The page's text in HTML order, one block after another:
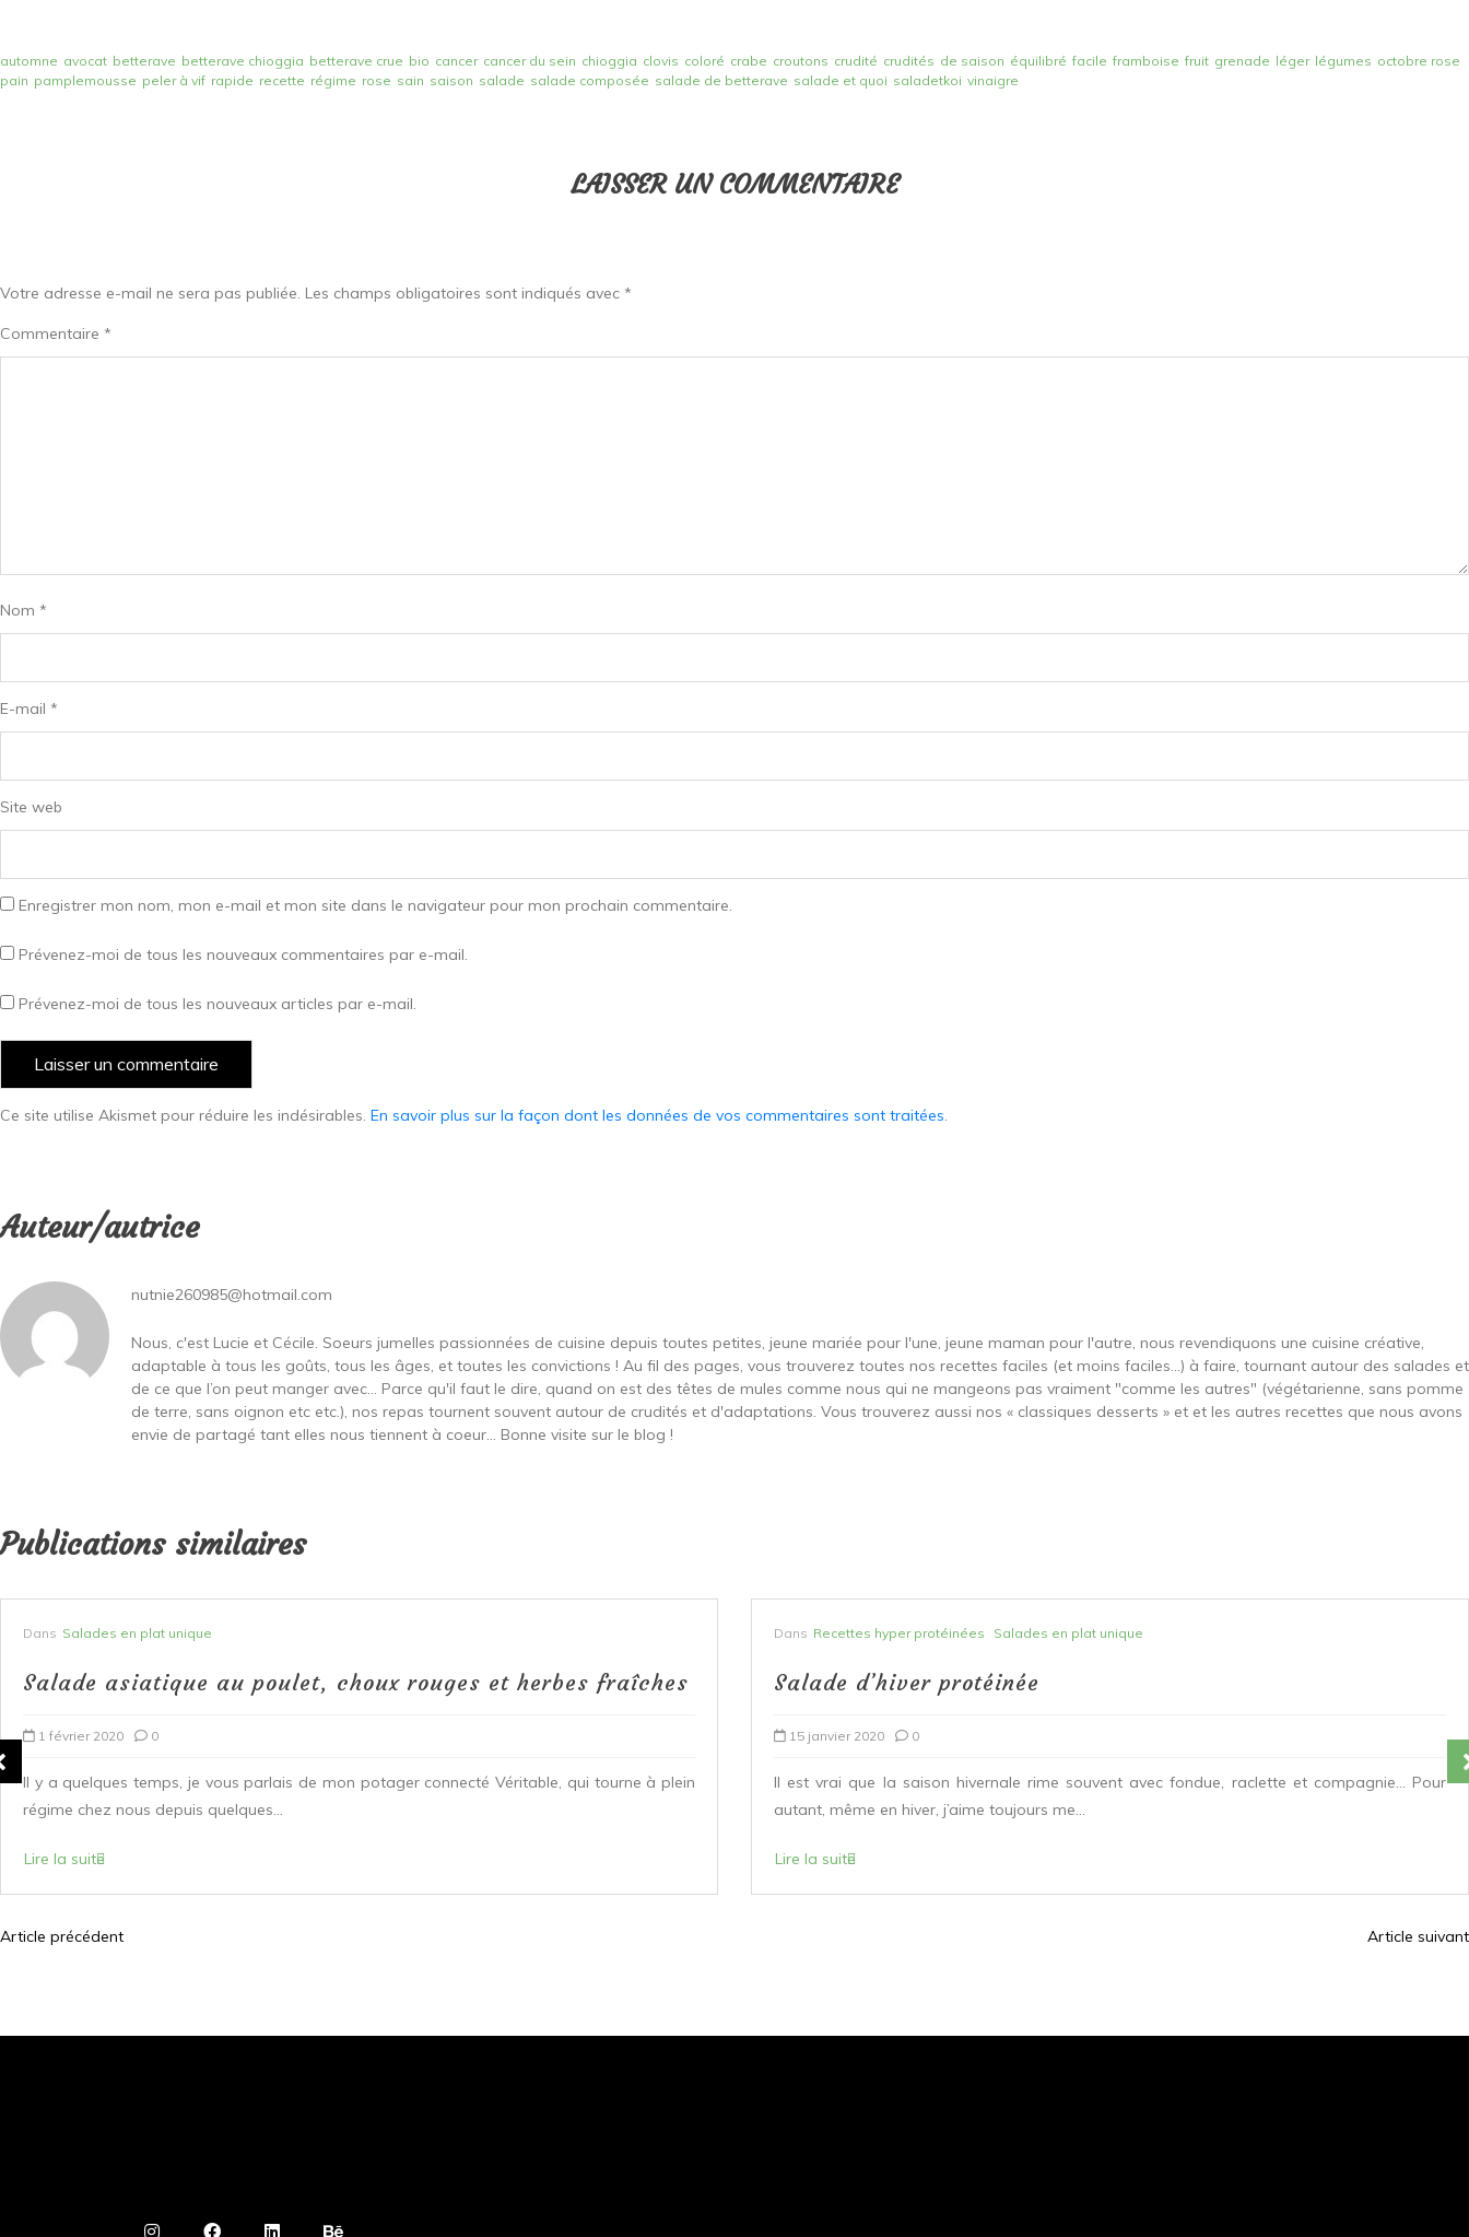
automne avocat betterave betterave chioggia betterave crue bio cancer cancer du sein chioggia clovis coloré crabe croutons crudité crudités de saison équilibré facile framboise fruit grenade léger légumes octobre rose
pain pamplemousse peler à vif rapide recette régime rose sain saison salade salade composée salade de betterave salade et quoi saladetkoi vinaigre
LAISSER UN COMMENTAIRE
Votre adresse e-mail ne sera pas publiée. Les champs obligatoires sont indiqués avec *
Commentaire *
Nom *
E-mail *
Site web
Enregistrer mon nom, mon e-mail et mon site dans le navigateur pour mon prochain commentaire.
Prévenez-moi de tous les nouveaux commentaires par e-mail.
Prévenez-moi de tous les nouveaux articles par e-mail.
Ce site utilise Akismet pour réduire les indésirables. En savoir plus sur la façon dont les données de vos commentaires sont traitées.
Auteur/autrice
nutnie260985@hotmail.com
Nous, c'est Lucie et Cécile. Soeurs jumelles passionnées de cuisine depuis toutes petites, jeune mariée pour l'une, jeune maman pour l'autre, nous revendiquons une cuisine créative,
adaptable à tous les goûts, tous les âges, et toutes les convictions ! Au fil des pages, vous trouverez toutes nos recettes faciles (et moins faciles…) à faire, tournant autour des salades et
de ce que l’on peut manger avec… Parce qu'il faut le dire, quand on est des têtes de mules comme nous qui ne mangeons pas vraiment "comme les autres" (végétarienne, sans pomme
de terre, sans oignon etc etc.), nos repas tournent souvent autour de crudités et d'adaptations. Vous trouverez aussi nos « classiques desserts » et et les autres recettes que nous avons
envie de partagé tant elles nous tiennent à coeur... Bonne visite sur le blog !
Publications similaires
Dans Salades en plat unique
Salade asiatique au poulet, choux rouges et herbes fraîches
1 février 2020 0
Il y a quelques temps, je vous parlais de mon potager connecté Véritable, qui tourne à plein
régime chez nous depuis quelques...
Lire la suite
Dans Recettes hyper protéinées Salades en plat unique
Salade d’hiver protéinée
15 janvier 2020 0
Il est vrai que la saison hivernale rime souvent avec fondue, raclette et compagnie… Pour
autant, même en hiver, j’aime toujours me...
Lire la suite
N
v
Article précédent Article suivant